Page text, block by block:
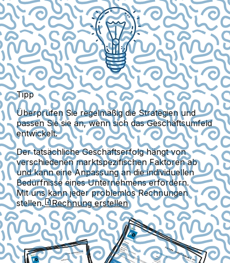
Tipp
Überprüfen Sie regelmäßig die Strategien und
passen Sie sie an, wenn sich das Geschäftsumfeld
entwickelt.
Der tatsächliche Geschäftserfolg hängt von
verschiedenen marktspezifischen Faktoren ab
und kann eine Anpassung an die individuellen
Bedürfnisse eines Unternehmens erfordern.
Mit uns kann jeder problemlos Rechnungen
stellen.
Rechnung erstellen